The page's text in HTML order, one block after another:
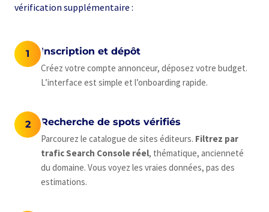
vérification supplémentaire :
1
Inscription et dépôt
Créez votre compte annonceur, déposez votre budget.
L’interface est simple et l’onboarding rapide.
2
Recherche de spots vérifiés
Parcourez le catalogue de sites éditeurs. Filtrez par
trafic Search Console réel, thématique, ancienneté
du domaine. Vous voyez les vraies données, pas des
estimations.